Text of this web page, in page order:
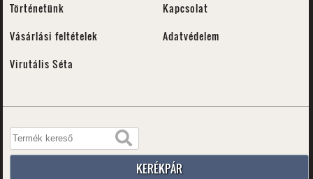
Történetünk
Kapcsolat
Vásárlási feltételek
Adatvédelem
Virutális Séta
KERÉKPÁR